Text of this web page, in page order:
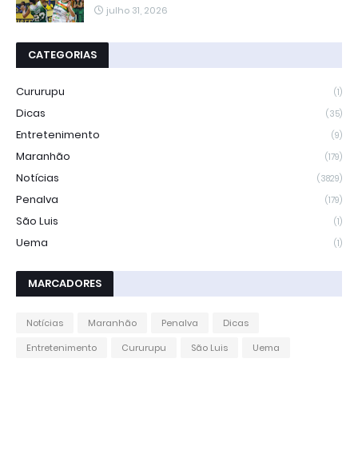
julho 31, 2026
CATEGORIAS
Cururupu (1)
Dicas (35)
Entretenimento (9)
Maranhão (179)
Notícias (3829)
Penalva (179)
São Luis (1)
Uema (1)
MARCADORES
Notícias Maranhão Penalva
Dicas
Entretenimento
Cururupu São Luis Uema